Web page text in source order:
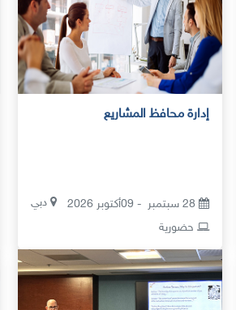
إدارة محافظ المشاريع
28 سبتمبر - 09أكتوبر 2026
دبي
حضورية